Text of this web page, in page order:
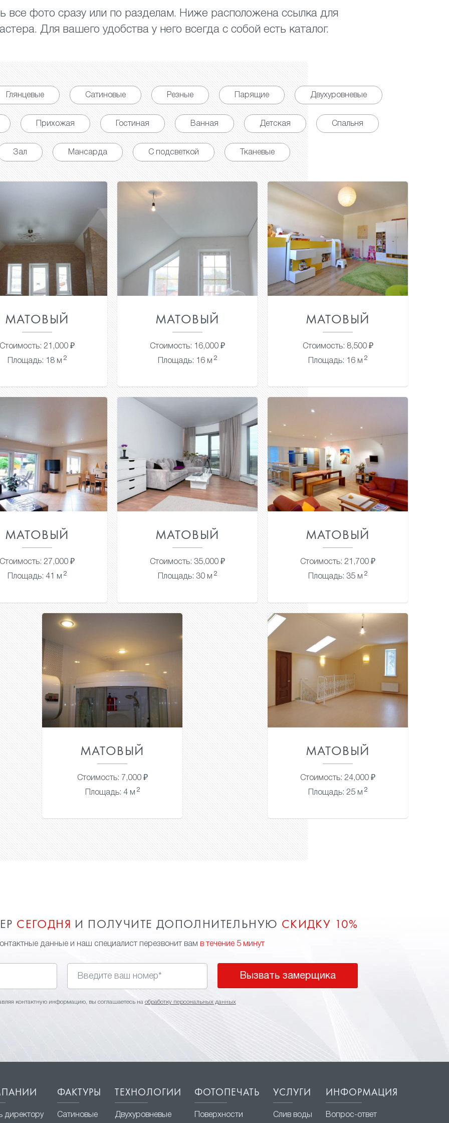
все фото сразу или по разделам. Ниже расположена ссылка для
Для вашего удобства у него всегда с собой есть каталог.
Глянцевые Сатиновые Резные Парящие Двухуровневые
Прихожая Гостиная Ванная Детская Спальня
Зал Мансарда С подсветкой Тканевые
МАТОВЫЙ
Стоимость: 21,000 ₽
Площадь: 18 м 2
МАТОВЫЙ
Стоимость: 16,000 ₽
Площадь: 16 м 2
МАТОВЫЙ
Стоимость: 8,500 ₽
Площадь: 16 м 2
МАТОВЫЙ
Стоимость: 27,000 ₽
Площадь: 41 м 2
МАТОВЫЙ
Стоимость: 35,000 ₽
Площадь: 30 м 2
МАТОВЫЙ
Стоимость: 21,700 ₽
Площадь: 35 м 2
МАТОВЫЙ
Стоимость: 7,000 ₽
Площадь: 4 м 2
МАТОВЫЙ
Стоимость: 24,000 ₽
Площадь: 25 м 2
СЕГОДНЯ И ПОЛУЧИТЕ ДОПОЛНИТЕЛЬНУЮ СКИДКУ 10%
данные и наш специалист перезвонит вам в течение 5 минут
Вызвать замерщика
контактную информацию, вы соглашаетесь на обработку персональных данных
директору
ФАКТУРЫ
Сатиновые
ТЕХНОЛОГИИ
Двухуровневые
ФОТОПЕЧАТЬ
Поверхности
УСЛУГИ
Слив воды
ИНФОРМАЦИЯ
Вопрос-ответ